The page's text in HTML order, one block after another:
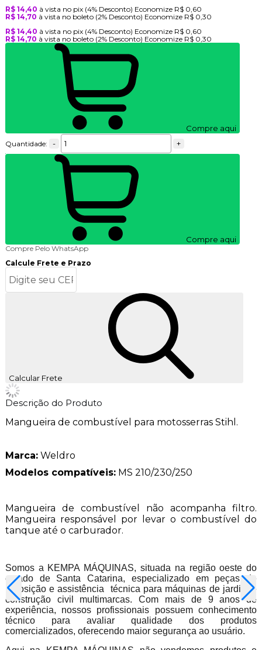
R$ 14,40 à vista no pix (4% Desconto) Economize R$ 0,60
R$ 14,70 à vista no boleto (2% Desconto) Economize R$ 0,30
R$ 14,40 à vista no pix (4% Desconto) Economize R$ 0,60
R$ 14,70 à vista no boleto (2% Desconto) Economize R$ 0,30
Compre aqui
Quantidade: - +
Compre aqui
Compre Pelo WhatsApp
Calcule Frete e Prazo
Calcular Frete
Descrição do Produto
Mangueira de combustível para motosserras Stihl.
Marca:Weldro
Modelos compatíveis:MS 210/230/250
Mangueira de combustível não acompanha filtro.
Mangueira responsável por levar o combustível do
tanque até o carburador.
Somos a KEMPA MÁQUINAS, situada na região oeste do
estado de Santa Catarina, especializado em peças de
reposição e assistência técnica para máquinas de jardim e
construção civil multimarcas. Com mais de 9 anos de
experiência, nossos profissionais possuem conhecimento
técnico para avaliar qualidade dos produtos
comercializados, oferecendo maior segurança ao usuário.